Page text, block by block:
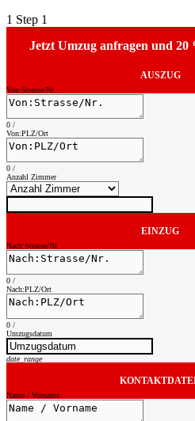
1 Step 1
Jetzt Umzug anfragen und 20
AUSZUG
Von:Strasse/Nr.
0 /
Von:PLZ/Ort
0 /
Anzahl Zimmer
EINZUG
Nach:Strasse/Nr.
0 /
Nach:PLZ/Ort
0 /
Umzugsdatum
date_range
Name / Vorname